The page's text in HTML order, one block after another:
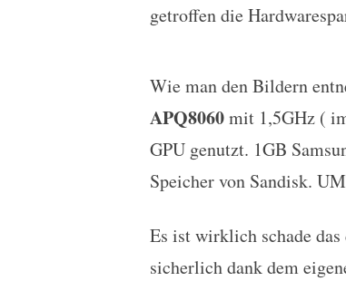
getroffen die
Wie man den Bildern
APQ8060mit 1,5GHz (
GPU genutzt. 1GB
Speicher von Sandisk.
Es ist wirklich schade
sicherlich dank dem